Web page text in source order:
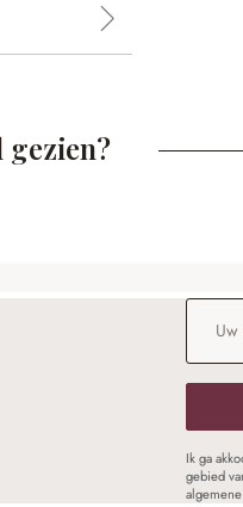
gezien?
E-
Ik ga
gebied